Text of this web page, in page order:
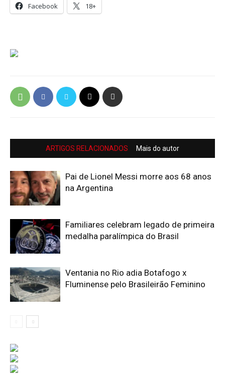
Facebook 18+
ARTIGOS RELACIONADOS Mais do autor
Pai de Lionel Messi morre aos 68 anos
na Argentina
Familiares celebram legado de primeira
medalha paralímpica do Brasil
Ventania no Rio adia Botafogo x
Fluminense pelo Brasileirão Feminino